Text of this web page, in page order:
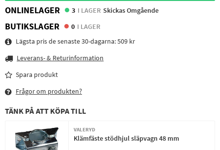
ONLINELAGER
3 I LAGER Skickas Omgående
BUTIKSLAGER 0 I LAGER
Lägsta pris de senaste 30-dagarna:509 kr
Leverans- & Returinformation
Spara produkt
Frågor om produkten?
TÄNK PÅ ATT KÖPA TILL
VALERYD
Klämfäste stödhjul släpvagn 48 mm